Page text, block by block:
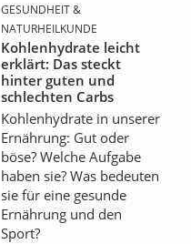
GESUNDHEIT &
NATURHEILKUNDE
Kohlenhydrate leicht
erklärt: Das steckt
hinter guten und
schlechten Carbs
Kohlenhydrate in unserer
Ernährung: Gut oder
böse? Welche Aufgabe
haben sie? Was bedeuten
sie für eine gesunde
Ernährung und den
Sport?